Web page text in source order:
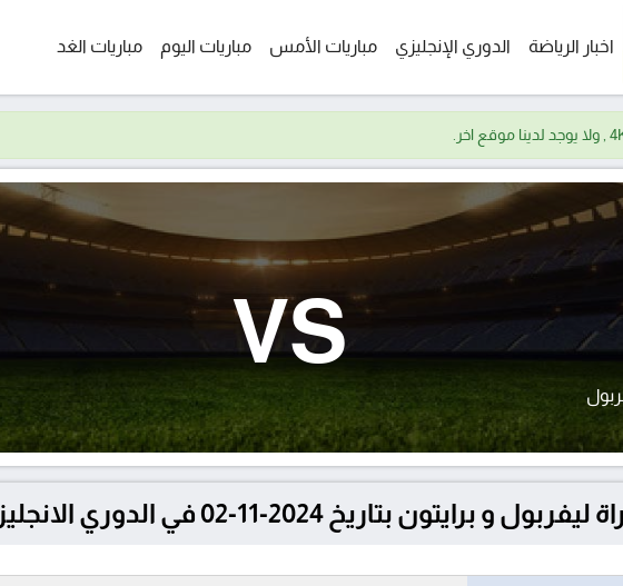
اخبار الرياضة الدوري الإنجليزي مباريات الأمس مباريات اليوم مباريات الغد
VS
بتاريخ 2024-11-02 في الدوري الانجليزي